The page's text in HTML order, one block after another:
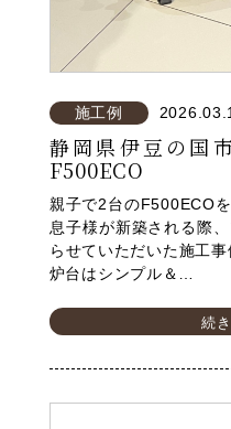
施工例
静岡県伊豆の
F500ECO
親子で2台のF500ECO
息子様が新築される際
らせていただいた施工
炉台はシンプル＆…
続